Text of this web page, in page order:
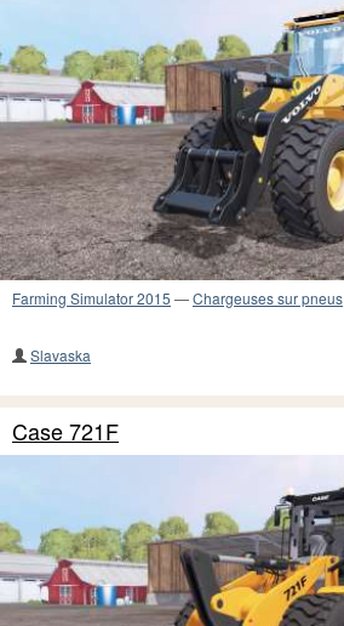
Farming Simulator 2015 —Chargeuses sur pneus
Slavaska
Case 721F